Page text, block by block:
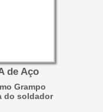
de Aço
Grampo
do soldador